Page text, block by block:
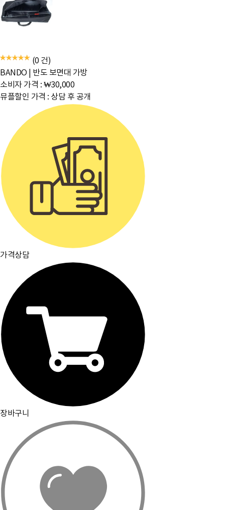
(0 건)
BANDO
반도 보면대 가방
소비자 가격 : ₩30,000
뮤플할인 가격 : 상담 후 공개
가격상담
장바구니